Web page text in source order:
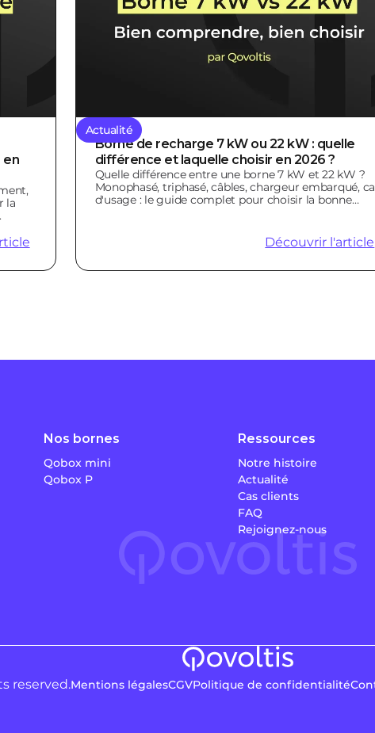
en
la
Actualité
Borne de recharge 7 kW ou 22 kW : quelle
différence et laquelle choisir en 2026 ?
Quelle différence entre une borne 7 kW et 22 kW ?
Monophasé, triphasé, câbles, chargeur embarqué,
d'usage : le guide complet pour choisir la bonne
Découvrir l'article
Nos bornes
Qobox mini
Qobox P
Ressources
Notre histoire
Actualité
Cas clients
FAQ
Rejoignez-nous
reserved.Mentions légalesCGVPolitique de confidentialité